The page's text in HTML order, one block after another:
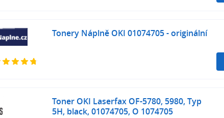
Tonery Náplně OKI 01074705 - originální
Toner OKI Laserfax OF-5780, 5980, Typ
5H, black, 01074705, O 1074705